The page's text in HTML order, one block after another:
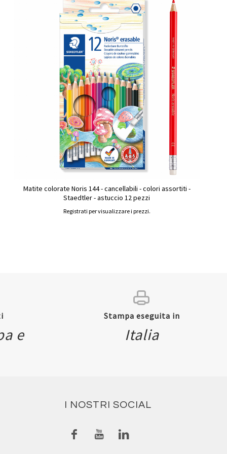
Matite colorate Noris 144 - cancellabili - colori assortiti -
Staedtler - astuccio 12 pezzi
Registrati per visualizzare i prezzi.
e
Stampa eseguita in
Italia
I NOSTRI SOCIAL